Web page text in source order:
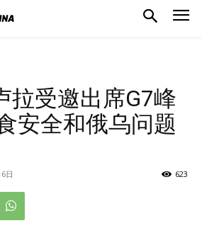
拉受邀出席G7峰
安全和俄乌问题
日 623